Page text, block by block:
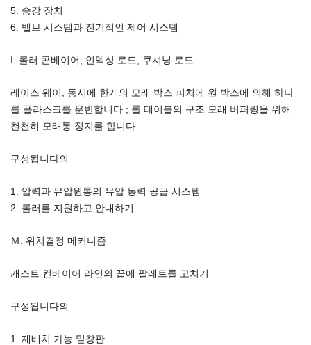
5. 승강 장치
6. 밸브 시스템과 전기적인 제어 시스템
I. 롤러 콘베이어, 인덱싱 로드, 쿠셔닝 로드
레이스 웨이, 동시에 한개의 모래 박스 피치에 원 박스에 의해 하나
를 플라스크를 운반합니다 ; 롤 테이블의 구조 모래 버퍼링을 위해
천천히 모래통 정지를 합니다
구성됩니다의
1. 압력과 유압원통의 유압 동력 공급 시스템
2. 롤러를 지원하고 안내하기
Ｍ. 위치결정 메커니즘
캐스트 컨베이어 라인의 끝에 팔레트를 고치기
구성됩니다의
1. 재배치 가능 밑창판